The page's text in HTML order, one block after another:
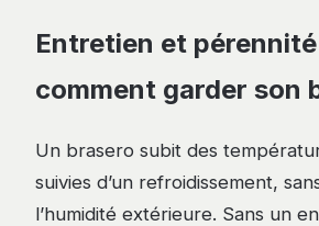
Entretien et
comment garder son
Un brasero subit des
suivies d’un refroidissement,
l’humidité extérieure. Sans un